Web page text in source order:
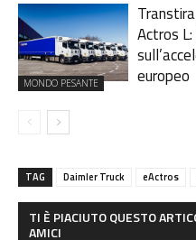
MONDO PESANTE
Actros
europeo
TAG Daimler Truck eActros
TI È PIACIUTO QUESTO
AMICI